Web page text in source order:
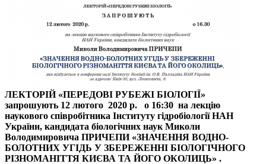
ЛЕКТОРІЙ «ПЕРЕДОВІ РУБЕЖІ БІОЛОГІЇ»
запрошують 12 лютого 2020 р. о 16:30 на лекцію
наукового співробітника Інституту гідробіології НАН
України, кандидата біологічних наук Миколи
Володимировича ПРИЧЕПИ «ЗНАЧЕННЯ ВОДНО-
БОЛОТНИХ УГІДЬ У ЗБЕРЕЖЕННІ БІОЛОГІЧНОГО
РІЗНОМАНІТТЯ КИЄВА ТА ЙОГО ОКОЛИЦЬ» .